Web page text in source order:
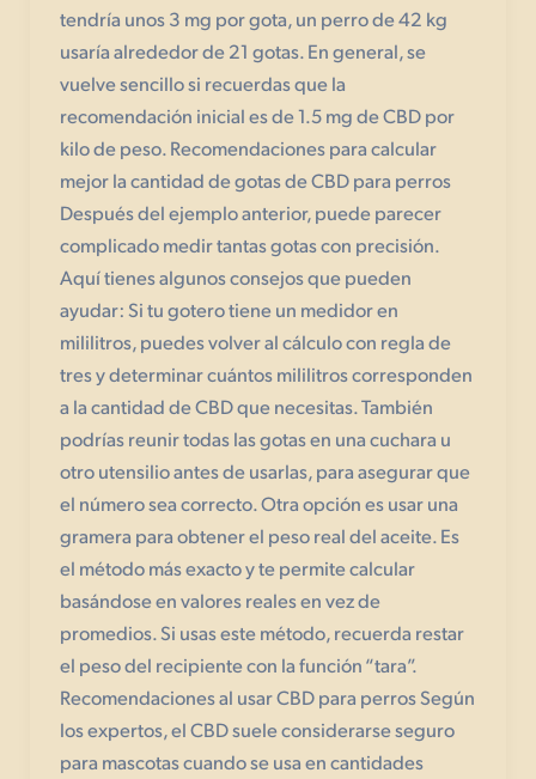
tendría unos 3 mg por gota, un perro de 42 kg
usaría alrededor de 21 gotas. En general, se
vuelve sencillo si recuerdas que la
recomendación inicial es de 1.5 mg de CBD por
kilo de peso. Recomendaciones para calcular
mejor la cantidad de gotas de CBD para perros
Después del ejemplo anterior, puede parecer
complicado medir tantas gotas con precisión.
Aquí tienes algunos consejos que pueden
ayudar: Si tu gotero tiene un medidor en
mililitros, puedes volver al cálculo con regla de
tres y determinar cuántos mililitros corresponden
a la cantidad de CBD que necesitas. También
podrías reunir todas las gotas en una cuchara u
otro utensilio antes de usarlas, para asegurar que
el número sea correcto. Otra opción es usar una
gramera para obtener el peso real del aceite. Es
el método más exacto y te permite calcular
basándose en valores reales en vez de
promedios. Si usas este método, recuerda restar
el peso del recipiente con la función “tara”.
Recomendaciones al usar CBD para perros Según
los expertos, el CBD suele considerarse seguro
para mascotas cuando se usa en cantidades